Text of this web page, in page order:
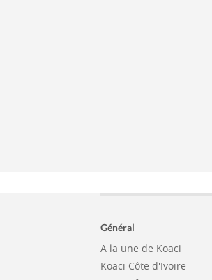
Général
A la une de Koaci
Koaci Côte d'Ivoire